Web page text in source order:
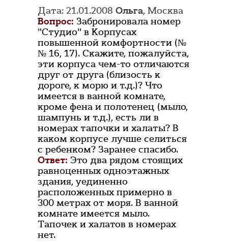
Дата: 21.01.2008 Ольга, Москва
Вопрос: Забронировала номер
"Студио" в Корпусах
повышенной комфортности (№
№ 16, 17). Скажите, пожалуйста,
эти корпуса чем-то отличаются
друг от друга (близость к
дороге, к морю и т.д.)? Что
имеется в ванной комнате,
кроме фена и полотенец (мыло,
шампунь и т.д.), есть ли в
номерах тапочки и халаты? В
каком корпусе лучше селиться
с ребенком? Заранее спасибо.
Ответ: Это два рядом стоящих
равноценных одноэтажных
здания, уединенно
расположенных примерно в
300 метрах от моря. В ванной
комнате имеется мыло.
Тапочек и халатов в номерах
нет.